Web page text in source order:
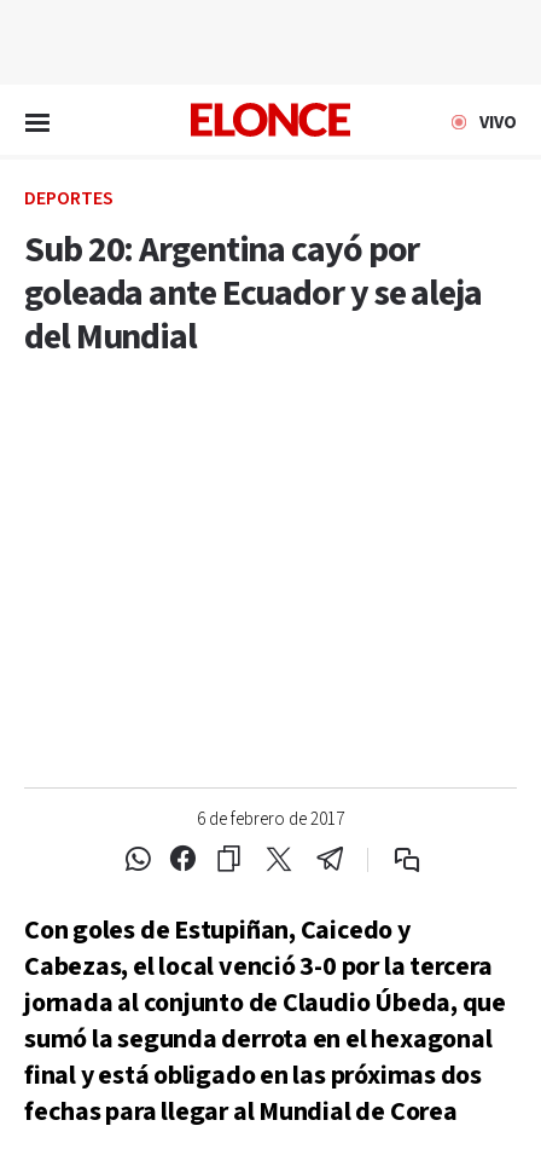
VIVO
DEPORTES
Sub 20: Argentina cayó por
goleada ante Ecuador y se aleja
del Mundial
6 de febrero de 2017
Con goles de Estupiñan, Caicedo y
Cabezas, el local venció 3-0 por la tercera
jornada al conjunto de Claudio Úbeda, que
sumó la segunda derrota en el hexagonal
final y está obligado en las próximas dos
fechas para llegar al Mundial de Corea